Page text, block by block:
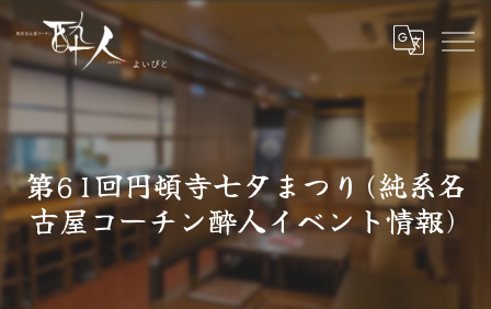
第61回円頓寺七夕まつり(純系名
古屋コーチン酔人イベント情報)